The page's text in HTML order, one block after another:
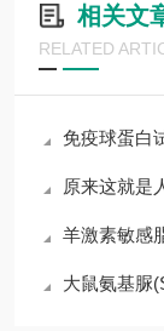
相关文
RELATED
免疫球蛋白
原来这就是
羊激素敏感
大鼠氨基脲